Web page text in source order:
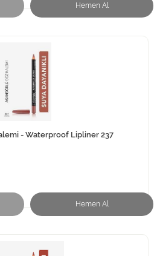
Hemen Al
Hemen Al
- Waterproof Lipliner 237